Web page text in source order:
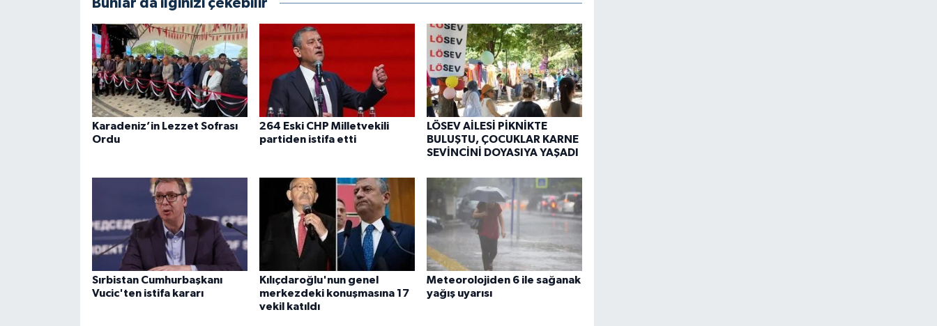
Bunlar da ilginizi çekebilir
Karadeniz’in Lezzet Sofrası
Ordu
264 Eski CHP Milletvekili
partiden istifa etti
LÖSEV AİLESİ PİKNİKTE
BULUŞTU, ÇOCUKLAR KARNE
SEVİNCİNİ DOYASIYA YAŞADI
Sırbistan Cumhurbaşkanı
Vucic'ten istifa kararı
Kılıçdaroğlu'nun genel
merkezdeki konuşmasına 17
vekil katıldı
Meteorolojiden 6 ile sağanak
yağış uyarısı